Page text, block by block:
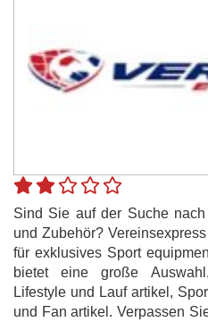
Sind Sie auf der Suche
und Zubehör?
für exklusives Sport
bietet eine große
Lifestyle und Lauf artikel,
und Fan artikel. Verpassen